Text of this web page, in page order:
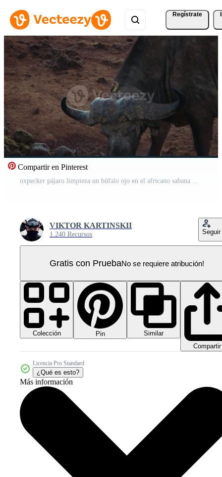
Regístrate
Compartir en Pinterest
oxpecker pájaro limpieza un búfalo ojo en el africano sabana Vídeo Pro
VIKTOR KARTINSKII
1.240 Recursos Seguir
Gratis con PruebaNo se requiere atribución!
Colección Pin
Similar
Compartir
Licencia Pro Standard
¿Qué es esto?
Más información